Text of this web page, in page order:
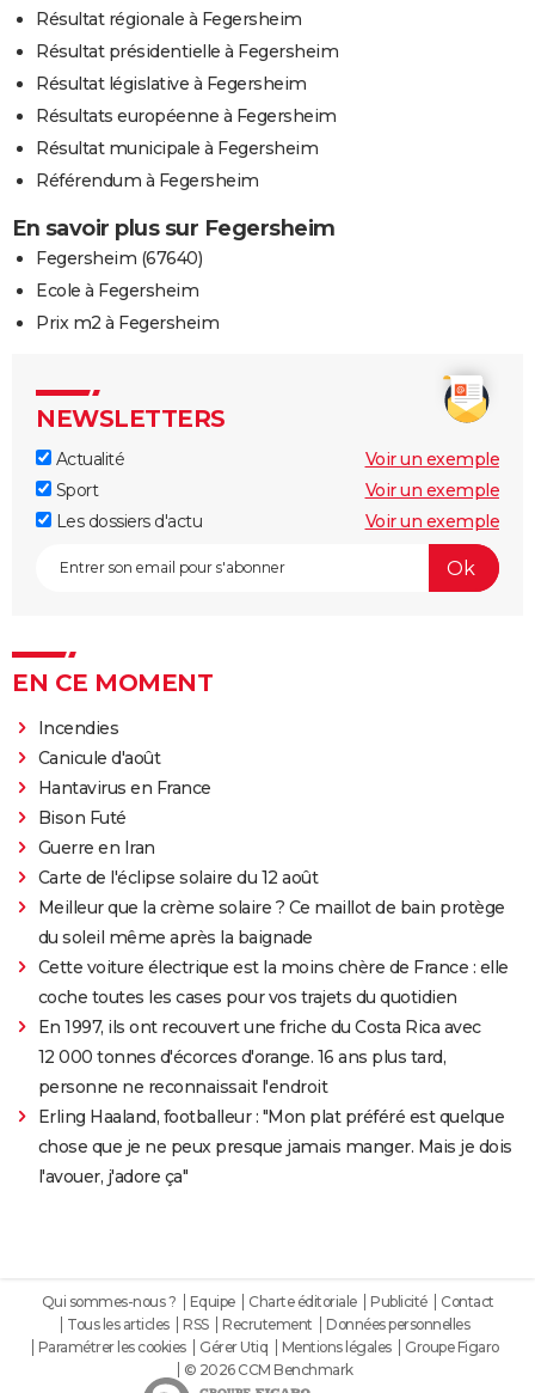
Résultat régionale à Fegersheim
Résultat présidentielle à Fegersheim
Résultat législative à Fegersheim
Résultats européenne à Fegersheim
Résultat municipale à Fegersheim
Référendum à Fegersheim
En savoir plus sur Fegersheim
Fegersheim (67640)
Ecole à Fegersheim
Prix m2 à Fegersheim
NEWSLETTERS
Actualité
Voir un exemple
Sport
Voir un exemple
Les dossiers d'actu
Voir un exemple
EN CE MOMENT
Incendies
Canicule d'août
Hantavirus en France
Bison Futé
Guerre en Iran
Carte de l'éclipse solaire du 12 août
Meilleur que la crème solaire ? Ce maillot de bain protège
du soleil même après la baignade
Cette voiture électrique est la moins chère de France : elle
coche toutes les cases pour vos trajets du quotidien
En 1997, ils ont recouvert une friche du Costa Rica avec
12 000 tonnes d'écorces d'orange. 16 ans plus tard,
personne ne reconnaissait l'endroit
Erling Haaland, footballeur : "Mon plat préféré est quelque
chose que je ne peux presque jamais manger. Mais je dois
l'avouer, j'adore ça"
Qui sommes-nous ? Equipe Charte éditoriale Publicité
Contact
Tous les articles
RSS Recrutement
Données personnelles
Paramétrer les cookies
Gérer Utiq Mentions légales
Groupe Figaro
© 2026 CCM Benchmark